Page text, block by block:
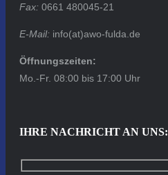
Fax: 0661 480045-21
E-Mail: info(at)awo-fulda.de
Öffnungszeiten:
Mo.-Fr. 08:00 bis 17:00 Uhr
IHRE NACHRICHT AN UNS: